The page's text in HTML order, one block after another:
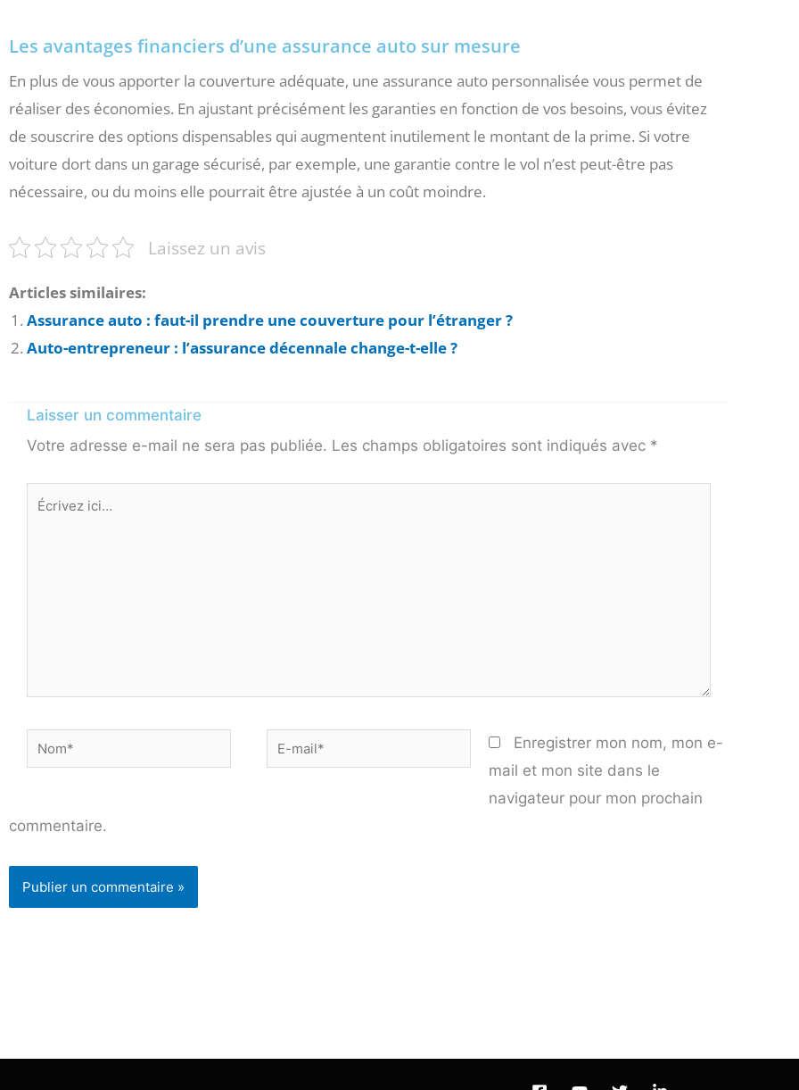
Les avantages financiers d’une assurance auto sur mesure
En plus de vous apporter la couverture adéquate, une assurance auto personnalisée vous permet de
réaliser des économies. En ajustant précisément les garanties en fonction de vos besoins, vous évitez
de souscrire des options dispensables qui augmentent inutilement le montant de la prime. Si votre
voiture dort dans un garage sécurisé, par exemple, une garantie contre le vol n’est peut-être pas
nécessaire, ou du moins elle pourrait être ajustée à un coût moindre.
Laissez un avis
Articles similaires:
Assurance auto : faut-il prendre une couverture pour l’étranger ?
Auto-entrepreneur : l’assurance décennale change-t-elle ?
Laisser un commentaire
Votre adresse e-mail ne sera pas publiée. Les champs obligatoires sont indiqués avec *
Écrivez
Nom*
E-
mail*
Enregistrer mon nom, mon e-
mail et mon site dans le
navigateur pour mon prochain
commentaire.